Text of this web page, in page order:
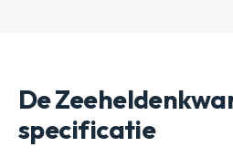
De
specificatie